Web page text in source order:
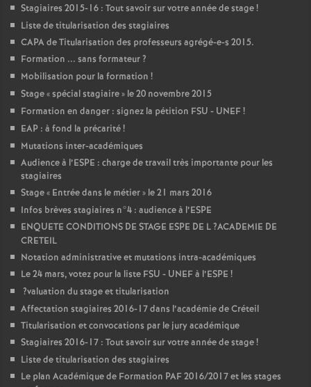
Stagiaires 2015-16 : Tout savoir sur votre année de stage!
Liste de titularisation des stagiaires
CAPAde Titularisation des professeurs agrégé-e-s 2015.
Formation ... sans formateur?
Mobilisation pour la formation !
Stage «spécial stagiaire» le 20 novembre 2015
Formation en danger : signez la pétition FSU - UNEF!
EAP : à fond la précarité!
Mutations inter-académiques
Audience à l’ESPE : charge de travail très importante pour les
stagiaires
Stage « Entrée dans le métier» le 21 mars 2016
Infos brèves stagiaires n°4 : audience à l’ESPE
ENQUETE CONDITIONS DE STAGE ESPE DE L?ACADEMIE DE
CRETEIL
Notation administrative et mutations intra-académiques
Le 24 mars, votez pour la liste FSU - UNEFà l’ESPE !
?valuation du stage et titularisation
Affectation stagiaires 2016-17 dans l’académie de Créteil
Titularisation et convocations par le jury académique
Stagiaires 2016-17 : Tout savoir sur votre année de stage!
Liste de titularisation des stagiaires
Le plan Académique de Formation PAF2016/2017 et les stages